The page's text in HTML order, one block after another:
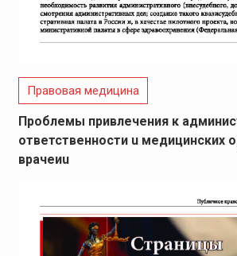
Правовая медицина
Проблемы привлечения к
ответственности u медицинских
врачеиu